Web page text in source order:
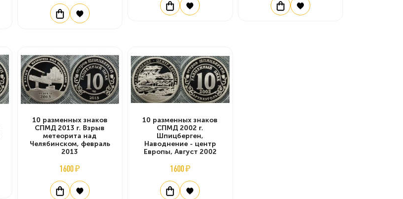
10 разменных знаков
СПМД 2013 г. Взрыв
метеорита над
Челябинском, февраль
2013
1600 ₽
10 разменных знаков
СПМД 2002 г.
Шпицберген,
Наводнение - центр
Европы, Август 2002
1600 ₽